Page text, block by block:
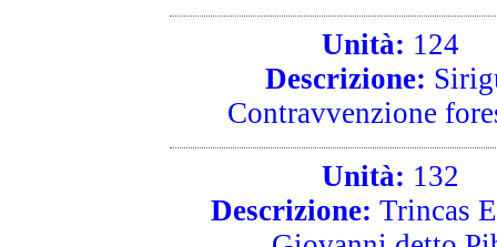
Unità: 124
Descrizione:
Contravvenzione
Unità: 132
Descrizione: Trincas